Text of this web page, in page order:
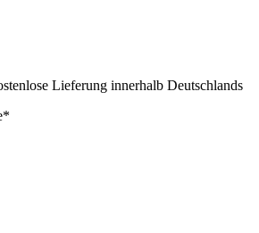
Lieferung innerhalb Deutschlands